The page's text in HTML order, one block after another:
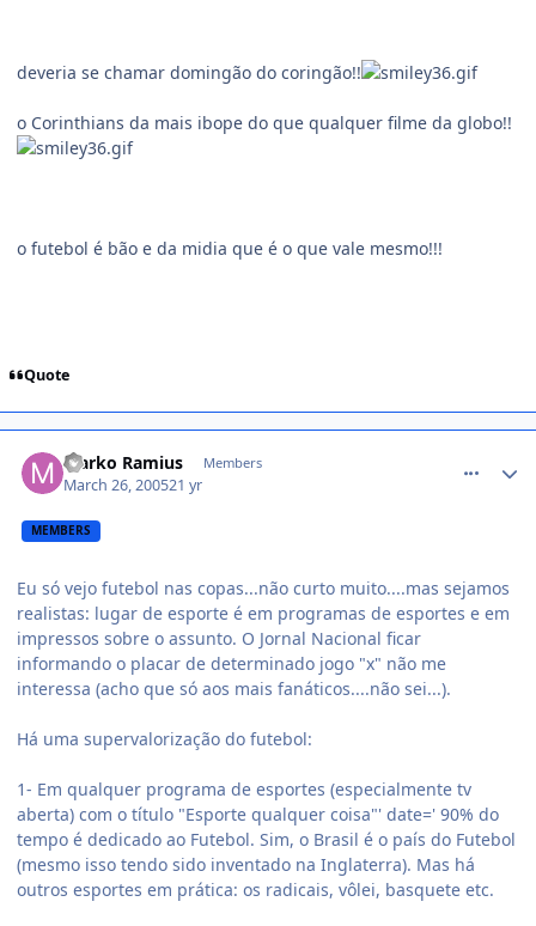
deveria se chamar domingão do coringão!!
o Corinthians da mais ibope do que qualquer filme da globo!!
o futebol é bão e da midia que é o que vale mesmo!!!
Quote
Marko Ramius Members
March 26, 200521 yr
MEMBERS
Eu só vejo futebol nas copas...não curto muito....mas sejamos
realistas: lugar de esporte é em programas de esportes e em
impressos sobre o assunto. O Jornal Nacional ficar
informando o placar de determinado jogo "x" não me
interessa (acho que só aos mais fanáticos....não sei...).
Há uma supervalorização do futebol:
1- Em qualquer programa de esportes (especialmente tv
aberta) com o título "Esporte qualquer coisa"' date=' 90% do
tempo é dedicado ao Futebol. Sim, o Brasil é o país do Futebol
(mesmo isso tendo sido inventado na Inglaterra). Mas há
outros esportes em prática: os radicais, vôlei, basquete etc.